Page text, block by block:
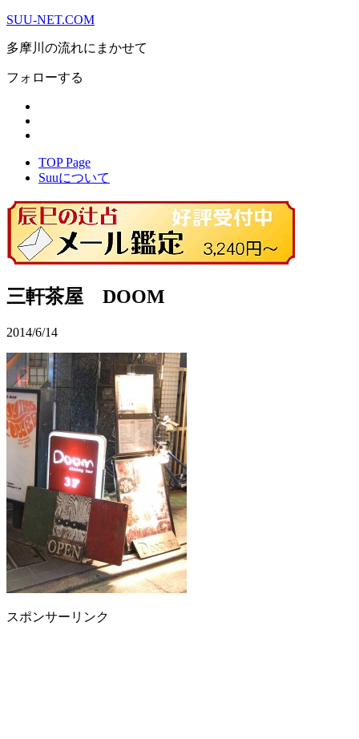
SUU-NET.COM
多摩川の流れにまかせて
フォローする
TOP Page
Suuについて
三軒茶屋 DOOM
2014/6/14
スポンサーリンク